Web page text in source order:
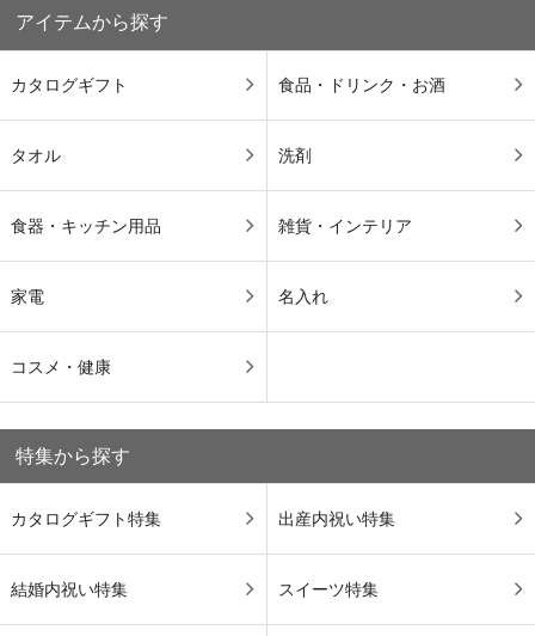
アイテムから探す
カタログギフト 食品・ドリンク・お酒
タオル 洗剤
食器・キッチン用品 雑貨・インテリア
家電 名入れ
コスメ・健康
特集から探す
カタログギフト特集 出産内祝い特集
結婚内祝い特集 スイーツ特集